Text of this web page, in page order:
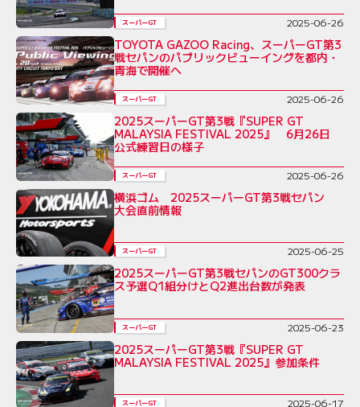
スーパーGT 2025-06-26
TOYOTA GAZOO Racing、スーパーGT第3
戦セパンのパブリックビューイングを都内・
青海で開催へ
スーパーGT 2025-06-26
2025スーパーGT第3戦『SUPER GT
MALAYSIA FESTIVAL 2025』 6月26日
公式練習日の様子
スーパーGT 2025-06-26
横浜ゴム 2025スーパーGT第3戦セパン
大会直前情報
スーパーGT 2025-06-25
2025スーパーGT第3戦セパンのGT300クラ
ス予選Q1組分けとQ2進出台数が発表
スーパーGT 2025-06-23
2025スーパーGT第3戦『SUPER GT
MALAYSIA FESTIVAL 2025』参加条件
スーパーGT 2025-06-17